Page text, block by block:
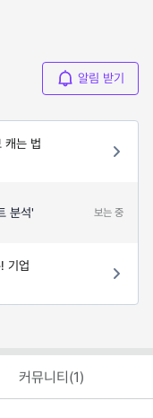
알림 받기
캐는 법
분석' 보는 중
기업
커뮤니티(1)